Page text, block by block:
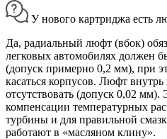
У нового картриджа есть
Да, радиальный люфт (вбок)
легковых автомобилях должен
(допуск примерно 0,2 мм), при
касаться корпусов. Люфт
отсутствовать (допуск 0,02 мм).
компенсации температурных
турбины и для правильной
работают в «масляном клину».